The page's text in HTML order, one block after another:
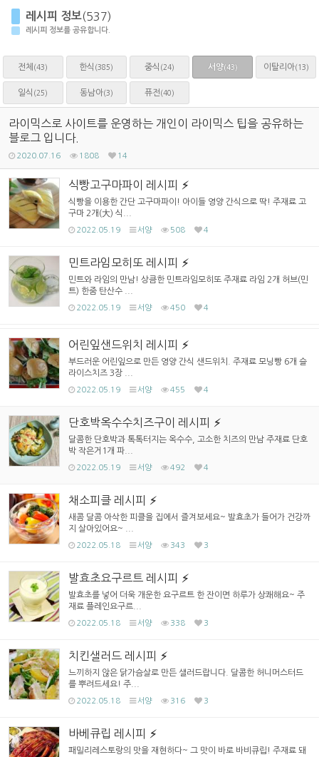
레시피 정보(537)
레시피 정보를 공유합니다.
전체 (43) 한식 (385) 중식 (24) 서양(43) 이탈리아(13)
일식 (25) 동남아(3) 퓨전 (40)
라이믹스로 사이트를 운영하는 개인이 라이믹스 팁을 공유하는
블로그 입니다.
2020.07.16 1808 14
식빵고구마파이 레시피
식빵을 이용한 간단 고구마파이! 아이들 영양 간식으로 딱! 주재료 고
구마 2개(大) 식...
2022.05.19 서양 508 4
민트라임모히또 레시피
민트와 라임의 만남! 상큼한 민트라임모히또 주재료 라임 2개 허브(민
트) 한줌 탄산수 ...
2022.05.19 서양 450 4
어린잎샌드위치 레시피
부드러운 어린잎으로 만든 영양 간식 샌드위치. 주재료 모닝빵 6개 슬
라이스치즈 3장 ...
2022.05.19 서양 455 4
단호박옥수수치즈구이 레시피
달콤한 단호박과 톡톡터지는 옥수수, 고소한 치즈의 만남 주재료 단호
박 작은거1개 파...
2022.05.19 서양 492 4
채소피클 레시피
새콤 달콤 아삭한 피클을 집에서 즐겨보세요~ 발효초가 들어가 건강까
지 살아있어요~ ...
2022.05.18 서양 343 3
발효초요구르트 레시피
발효초를 넣어 더욱 개운한 요구르트 한 잔이면 하루가 상쾌해요~ 주
재료 플레인요구르...
2022.05.18 서양 338 3
치킨샐러드 레시피
느끼하지 않은 닭가슴살로 만든 샐러드랍니다. 달콤한 허니머스터드
를 뿌려드세요! 주...
2022.05.18 서양 316 3
바베큐립 레시피
패밀리레스토랑의 맛을 재현하다~ 그 맛이 바로 바비큐립! 주재료 돼